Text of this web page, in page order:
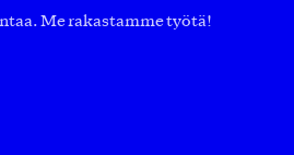
Me rakastamme työtä!